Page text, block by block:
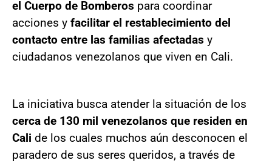
el Cuerpo de Bomberos para coordinar
acciones y facilitar el restablecimiento del
contacto entre las familias afectadas y
ciudadanos venezolanos que viven en Cali.
La iniciativa busca atender la situación de los
cerca de 130 mil venezolanos que residen en
Cali de los cuales muchos aún desconocen el
paradero de sus seres queridos, a través de